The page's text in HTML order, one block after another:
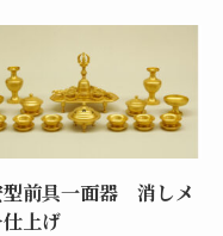
前具一面器 消しメ
仕上げ